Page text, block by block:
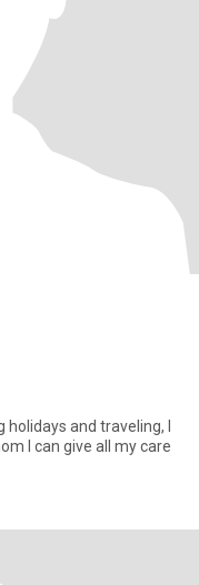
and traveling, I
I can give all my care